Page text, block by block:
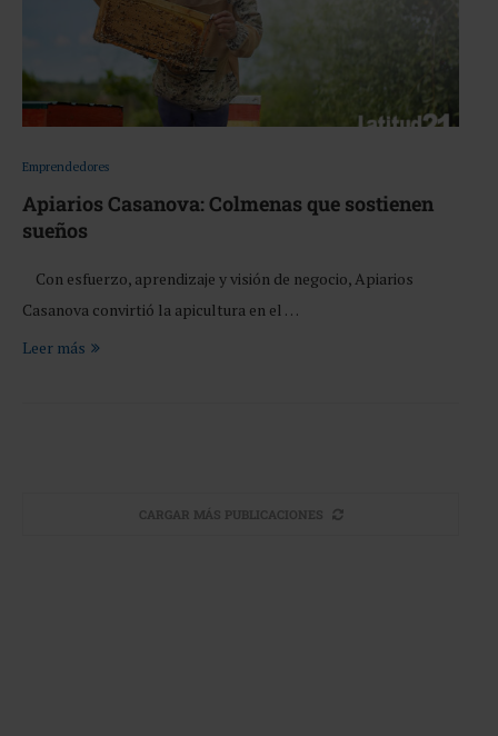
Emprendedores
Apiarios Casanova: Colmenas que sostienen
sueños
Con esfuerzo, aprendizaje y visión de negocio, Apiarios
Casanova convirtió la apicultura en el …
Leer más
CARGAR MÁS PUBLICACIONES